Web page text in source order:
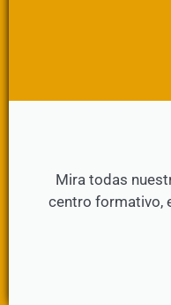
Mira todas
centro formativo,